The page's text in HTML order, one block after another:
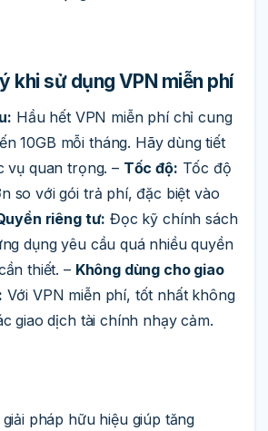
khi sử dụng VPN miễn phí
Hầu hết VPN miễn phí chỉ cung
10GB mỗi tháng. Hãy dùng tiết
vụ quan trọng. – Tốc độ: Tốc độ
so với gói trả phí, đặc biệt vào
riêng tư: Đọc kỹ chính sách
dụng yêu cầu quá nhiều quyền
thiết. – Không dùng cho giao
Với VPN miễn phí, tốt nhất không
giao dịch tài chính nhạy cảm.
pháp hữu hiệu giúp tăng